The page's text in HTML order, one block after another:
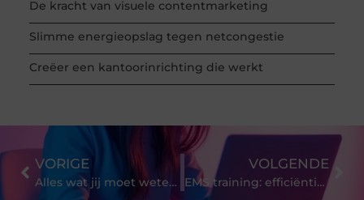
De kracht van visuele contentmarketing
Slimme energieopslag tegen netcongestie
Creëer een kantoorinrichting die werkt
VORIGE
Alles wat jij moet weten over smeltchocolade!
VOLGENDE
EMS training: efficiëntie en effectiviteit in fitness